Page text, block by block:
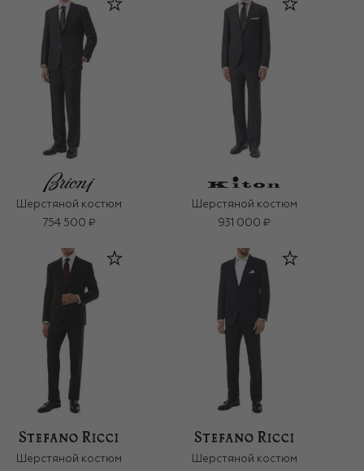
Шерстяной костюм
754 500 ₽
Шерстяной костюм
931 000 ₽
Шерстяной костюм
Шерстяной костюм